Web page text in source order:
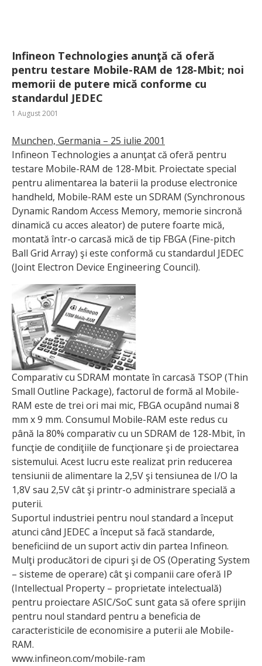
Infineon Technologies anunţă că oferă
pentru testare Mobile-RAM de 128-Mbit; noi
memorii de putere mică conforme cu
standardul JEDEC
1 August 2001
Munchen, Germania – 25 iulie 2001
Infineon Technologies a anunţat că oferă pentru
testare Mobile-RAM de 128-Mbit. Proiectate special
pentru alimentarea la baterii la produse electronice
handheld, Mobile-RAM este un SDRAM (Synchronous
Dynamic Random Access Memory, memorie sincronă
dinamică cu acces aleator) de putere foarte mică,
montată într-o carcasă mică de tip FBGA (Fine-pitch
Ball Grid Array) şi este conformă cu standardul JEDEC
(Joint Electron Device Engineering Council).
Comparativ cu SDRAM montate în carcasă TSOP (Thin
Small Outline Package), factorul de formă al Mobile-
RAM este de trei ori mai mic, FBGA ocupând numai 8
mm x 9 mm. Consumul Mobile-RAM este redus cu
până la 80% comparativ cu un SDRAM de 128-Mbit, în
funcţie de condiţiile de funcţionare şi de proiectarea
sistemului. Acest lucru este realizat prin reducerea
tensiunii de alimentare la 2,5V şi tensiunea de I/O la
1,8V sau 2,5V cât şi printr-o administrare specială a
puterii.
Suportul industriei pentru noul standard a început
atunci când JEDEC a început să facă standarde,
beneficiind de un suport activ din partea Infineon.
Mulţi producători de cipuri şi de OS (Operating System
– sisteme de operare) cât şi companii care oferă IP
(Intellectual Property – proprietate intelectuală)
pentru proiectare ASIC/SoC sunt gata să ofere sprijin
pentru noul standard pentru a beneficia de
caracteristicile de economisire a puterii ale Mobile-
RAM.
www.infineon.com/mobile-ram